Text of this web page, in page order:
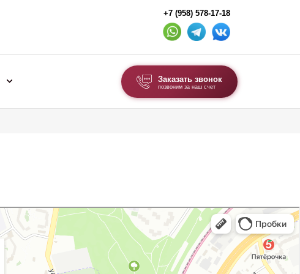
+7 (958) 578-17-18
ВОРОТА И КАЛИТКИ
Ворота откатные
Ворота распашные
Заказать звонок
позвоним за наш счет